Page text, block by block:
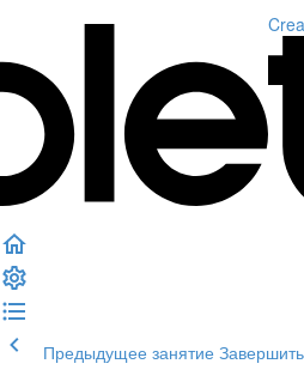
Предыдущее занятие